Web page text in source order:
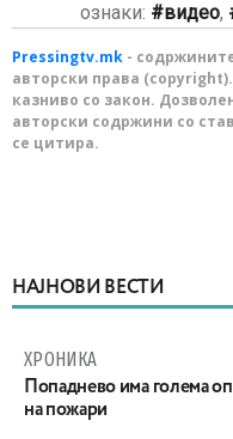
ознаки:
видео,
Pressingtv.mk -
авторски права
казниво со закон.
авторски содржини со
се цитира.
НАЈНОВИ ВЕСТИ
ХРОНИКА
Попаднево има голема
на пожари